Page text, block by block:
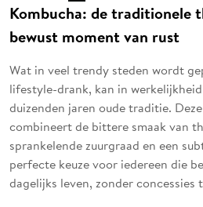
Kombucha: de traditionele
bewust moment van rust
Wat in veel trendy steden wordt
lifestyle-drank, kan in
duizenden jaren oude traditie.
combineert de bittere smaak van
sprankelende zuurgraad en een
perfecte keuze voor iedereen die
dagelijks leven, zonder concessies